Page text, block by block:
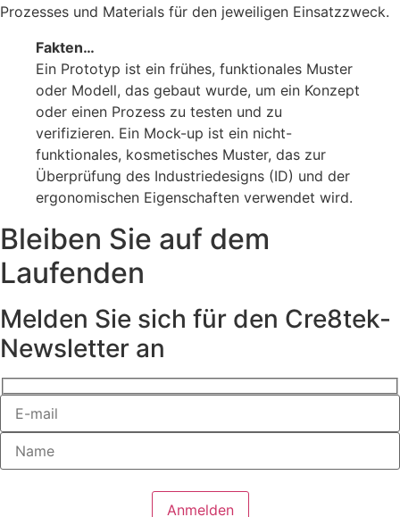
Prozesses und Materials für den jeweiligen Einsatzzweck.
Fakten…
Ein Prototyp ist ein frühes, funktionales Muster
oder Modell, das gebaut wurde, um ein Konzept
oder einen Prozess zu testen und zu
verifizieren. Ein Mock-up ist ein nicht-
funktionales, kosmetisches Muster, das zur
Überprüfung des Industriedesigns (ID) und der
ergonomischen Eigenschaften verwendet wird.
Bleiben Sie auf dem
Laufenden
Melden Sie sich für den Cre8tek-
Newsletter an